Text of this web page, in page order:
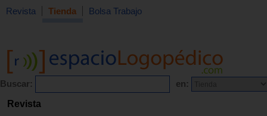
Revista Tienda Bolsa Trabajo
Buscar: en:
Revista